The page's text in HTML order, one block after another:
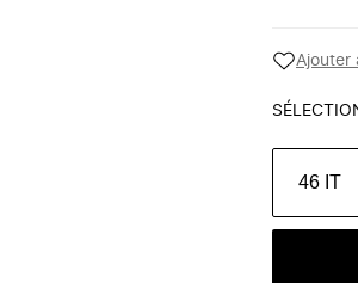
Ajouter
46 IT